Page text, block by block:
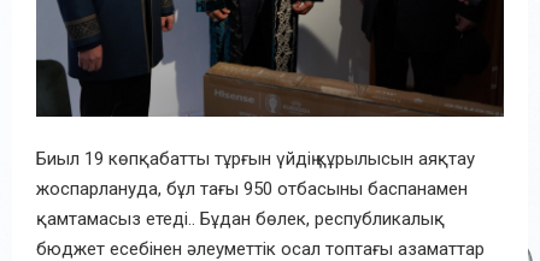
Биыл 19 көпқабатты тұрғын үйдің құрылысын аяқтау
жоспарлануда, бұл тағы 950 отбасыны баспанамен
қамтамасыз етеді.. Бұдан бөлек, республикалық
бюджет есебінен әлеуметтік осал топтағы азаматтар